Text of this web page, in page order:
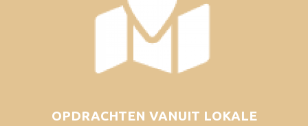
OPDRACHTEN VANUIT LOKALE